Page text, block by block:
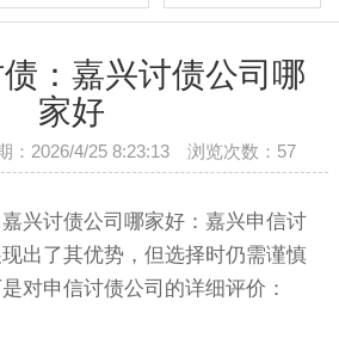
：嘉兴讨债公司哪
家好
：2026/4/25 8:23:13 浏览次数： 57
兴讨债公司哪家好：嘉兴申信讨
出了其优势，但选择时仍需谨慎
对申信讨债公司的详细评价：